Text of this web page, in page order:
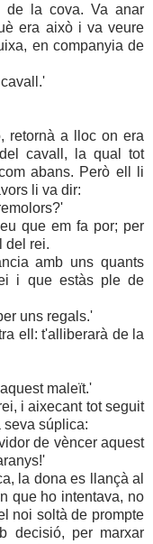
de la cova. Va anar
era això i va veure
en companyia de
retornà a lloc on era
cavall, la qual tot
abans. Però ell li
li va dir:
que em fa por; per
del rei.
amb uns quants
i que estàs ple de
uns regals.'
ell: t'alliberarà de la
maleït.'
i aixecant tot seguit
seva súplica:
de vèncer aquest
la dona es llançà al
que ho intentava, no
noi soltà de prompte
decisió, per marxar